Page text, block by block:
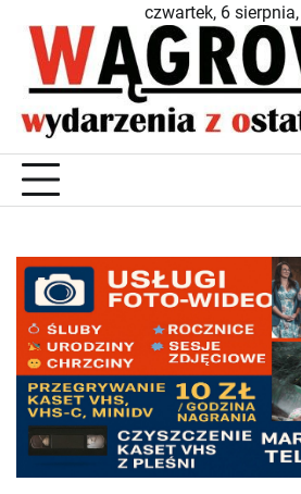
content
czwartek, 6